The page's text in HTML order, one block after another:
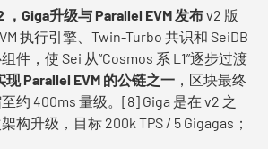
，Giga升级与 Parallel EVM 发布v2 版
执行引擎、Twin-Turbo 共识和 SeiDB
件，使 Sei 从“Cosmos 系 L1”逐步过渡
现 Parallel EVM 的公链之一 ，区块最终
约 400ms 量级。[8] Giga 是在 v2 之
构升级，目标 200k TPS / 5 Gigagas；